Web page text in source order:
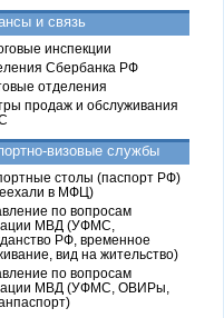
и связь
инспекции
Сбербанка РФ
отделения
продаж и обслуживания
визовые службы
столы (паспорт РФ)
в МФЦ)
по вопросам
МВД (УФМС,
РФ, временное
вид на жительство)
по вопросам
МВД (УФМС, ОВИРы,